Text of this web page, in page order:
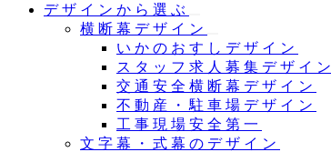
デザインから選ぶ
横断幕デザイン
いかのおすしデザイン
スタッフ求人募集デザイン
交通安全横断幕デザイン
不動産・駐車場デザイン
工事現場安全第一
文字幕・式幕のデザイン